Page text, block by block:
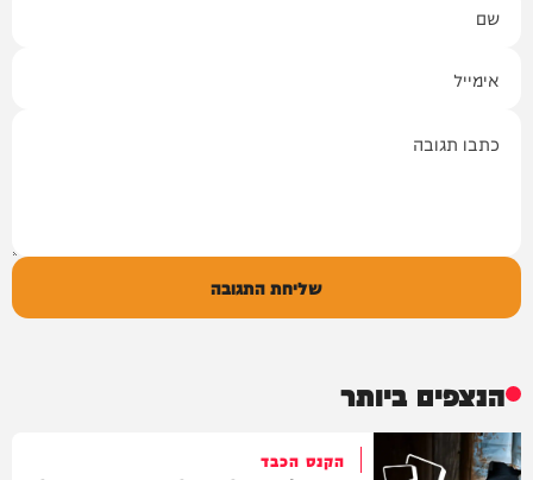
שליחת התגובה
הנצפים ביותר
הקנס הכבד